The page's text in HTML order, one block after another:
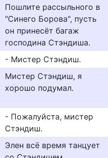
Пошлите рассыльного в
"Синего Борова", пусть
он принесёт багаж
господина Стэндиша.
- Мистер Стэндиш.
Мистер Стэндиш, я
хорошо подумал.
- Пожалуйста, мистер
Стэндиш.
Элен всё время танцует